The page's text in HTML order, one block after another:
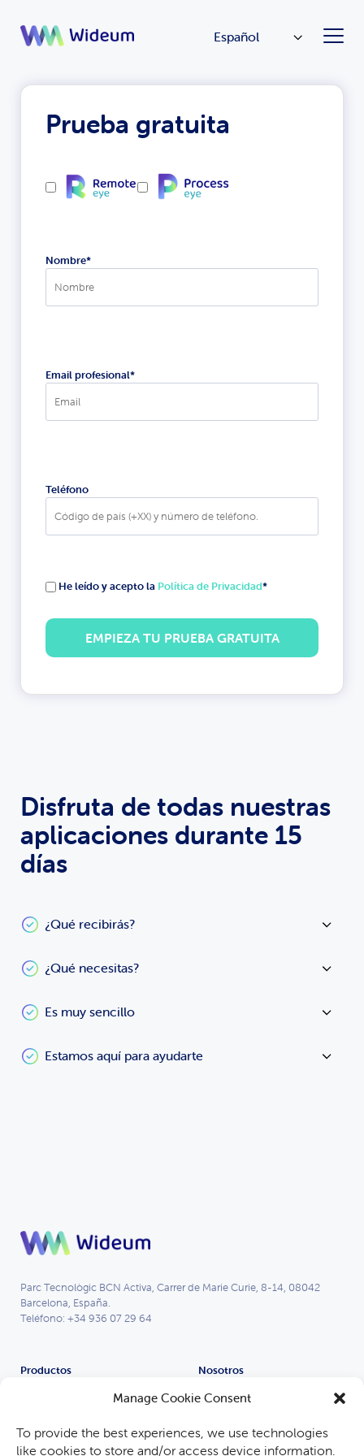
Manage Cookie Consent
To provide the best experiences, we use technologies
like cookies to store and/or access device information.
Español
Prueba gratuita
Nombre*
Email profesional*
Teléfono
He leído y acepto la Política de Privacidad*
Disfruta de todas nuestras
aplicaciones durante 15
días
¿Qué recibirás?
¿Qué necesitas?
Es muy sencillo
Estamos aquí para ayudarte
Parc Tecnològic BCN Activa, Carrer de Marie Curie, 8-14, 08042
Barcelona, España.
Teléfono: +34 936 07 29 64
Productos
Gafas Inteligentes
Industrias
Nosotros
Partners
Trabaja con nosotros